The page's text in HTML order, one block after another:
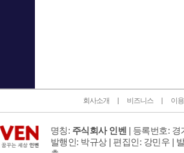
회사소개 비즈니스 이
명칭: 주식회사 인벤 | 등록번호: 경
발행인: 박규상 | 편집인: 강민우 |